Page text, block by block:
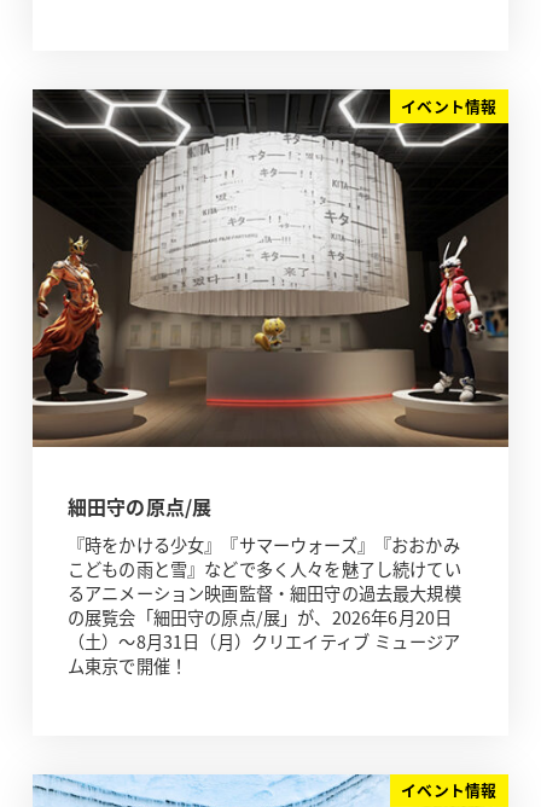
イベント情報
細田守の原点/展
『時をかける少女』『サマーウォーズ』『おおかみ
こどもの雨と雪』などで多く人々を魅了し続けてい
るアニメーション映画監督・細田守の過去最大規模
の展覧会「細田守の原点/展」が、2026年6月20日
（土）～8月31日（月）クリエイティブ ミュージア
ム東京で開催！
イベント情報